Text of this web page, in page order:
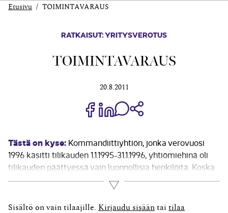
Etusivu TOIMINTAVARAUS
RATKAISUT: YRITYSVEROTUS
TOIMINTAVARAUS
20.8.2011
Jaa Share on Facebook
Jaa Share on LinkedIn
Jaa WhatsApp-viestinä
Tästä on kyse: Kommandiittiyhtiön, jonka verovuosi
1996 käsitti tilikauden 1.1.1995-31.1.1996, yhtiömiehinä oli
tilikauden päättyessä vain luonnollisia henkilöitä. Koska
yhtiön äänettömänä yhtiömiehenä, jolle jaettiin osa
tilikauden nettotulosta voitto-osuutena, oli 1.1.-9.12.1995
ollut osakeyhtiö, kommandiittiyhtiö ei saanut vähentää
Lue lisää
Sisältö on vain tilaajille. Kirjaudu sisään tai tilaa